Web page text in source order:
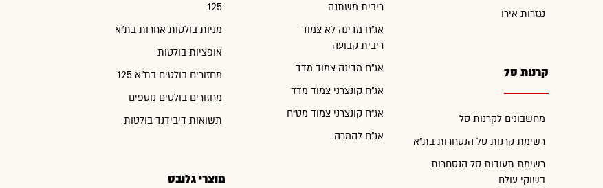
נגזרות אירו
קרנות סל
מחשבונים לקרנות סל
רשימת קרנות סל הנסחרות בת"א
רשימת תעודות סל הנסחרות
בשוקי עולם
ריבית משתנה
אג"ח מדינה לא צמוד
ריבית קבועה
אג"ח מדינה צמוד מדד
אג"ח קונצרני צמוד מדד
אג"ח קונצרני צמוד מט"ח
אג"ח להמרה
125
מניות בולטות אחרות בת"א
אופציות בולטות
מחזורים בולטים בת"א 125
מחזורים בולטים נוספים
תשואות דיבידנד בולטות
מוצרי גלובס